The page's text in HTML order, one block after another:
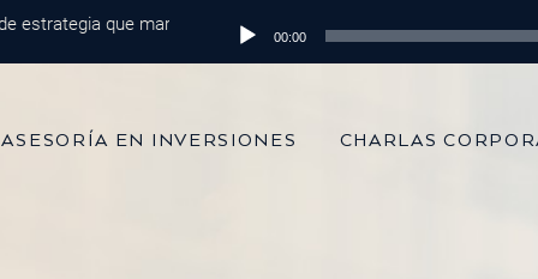
que marca la diferencia Episodio 215: De 100 mil
Reproductor
00:00
ASESORÍA EN INVERSIONES CHARLAS